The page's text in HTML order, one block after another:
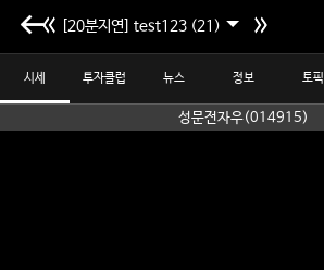
[20분지연] test123 (21)
시세 투자클럽 뉴스 정보 토픽
성문전자우(014915)